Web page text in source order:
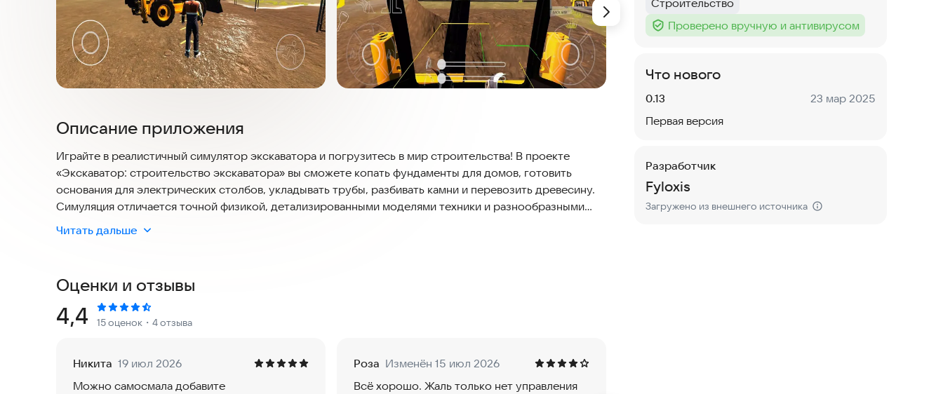
Описание приложения
Играйте в реалистичный симулятор экскаватора и погрузитесь в мир строительства! В проекте
«Экскаватор: строительство экскаватора» вы сможете копать фундаменты для домов, готовить
основания для электрических столбов, укладывать трубы, разбивать камни и перевозить древесину.
Симуляция отличается точной физикой, детализированными моделями техники и разнообразными
рабочими сценариями. Выполняйте задания, чтобы прокачать свои навыки раскопки.
сможете наслаждаться процессом без риска для данных и с максимальным комфортом управления.
Попробуйте поиграть прямо сейчас и почувствуйте себя настоящим строителем!
Читать дальше
Оценки и отзывы
Рейтинг:
4,4 15 оценок ・4 отзыва
Никита 19 июл 2026
Можно самосмала добавите
Роза Изменён 15 июл 2026
Всё хорошо. Жаль только нет управления
Тег:
Строительство
Тег :
Проверено вручную и антивирусом
Что нового
Версия:
0.13 Дата:
23 мар 2025
Первая версия
Разработчик
Fyloxis
Загружено из внешнего источника